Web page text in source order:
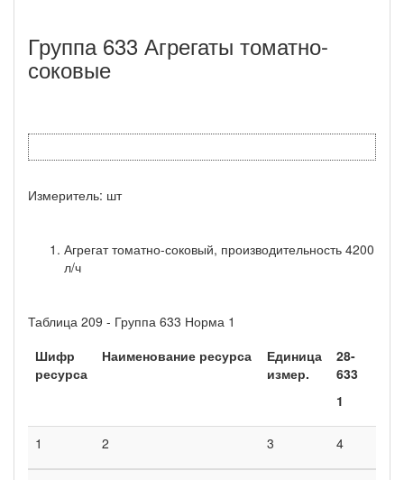
Группа 633 Агрегаты томатно-
соковые
Измеритель: шт
Агрегат томатно-соковый, производительность 4200
л/ч
Таблица 209 - Группа 633 Норма 1
Шифр
ресурса
Наименование ресурса
Единица
измер.
28-
633
1
1 2 3 4